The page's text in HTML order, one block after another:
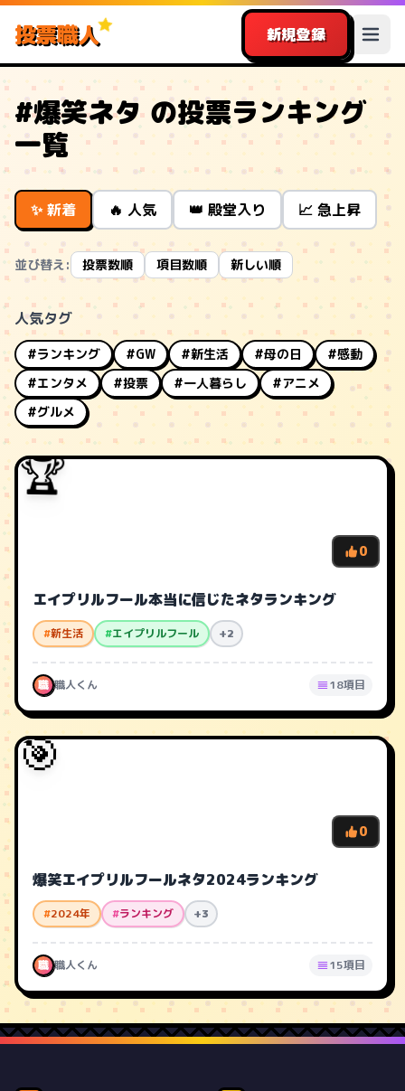
投票職人 新規登録
#爆笑ネタ の投票ランキング
一覧
✨ 新着 🔥 人気 👑 殿堂入り 📈 急上昇
並び替え: 投票数順 項目数順 新しい順
人気タグ
#ランキング #GW #新生活 #母の日
#感動
#エンタメ
#投票 #一人暮らし
#アニメ
#グルメ
🏆
0
エイプリルフール本当に信じたネタランキング
#新生活 #エイプリルフール +2
職 職人くん 18項目
🎯
0
爆笑エイプリルフールネタ2024ランキング
#2024年 #ランキング +3
職 職人くん 15項目